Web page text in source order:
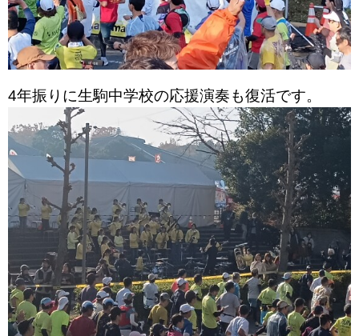
4年振りに生駒中学校の応援演奏も復活です。